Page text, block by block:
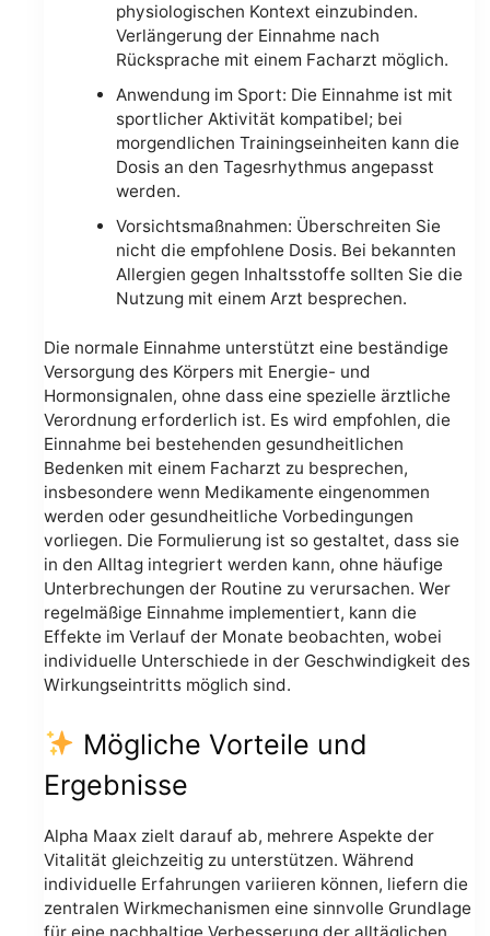
physiologischen Kontext einzubinden.
Verlängerung der Einnahme nach
Rücksprache mit einem Facharzt möglich.
Anwendung im Sport: Die Einnahme ist mit
sportlicher Aktivität kompatibel; bei
morgendlichen Trainingseinheiten kann die
Dosis an den Tagesrhythmus angepasst
werden.
Vorsichtsmaßnahmen: Überschreiten Sie
nicht die empfohlene Dosis. Bei bekannten
Allergien gegen Inhaltsstoffe sollten Sie die
Nutzung mit einem Arzt besprechen.
Die normale Einnahme unterstützt eine beständige
Versorgung des Körpers mit Energie- und
Hormonsignalen, ohne dass eine spezielle ärztliche
Verordnung erforderlich ist. Es wird empfohlen, die
Einnahme bei bestehenden gesundheitlichen
Bedenken mit einem Facharzt zu besprechen,
insbesondere wenn Medikamente eingenommen
werden oder gesundheitliche Vorbedingungen
vorliegen. Die Formulierung ist so gestaltet, dass sie
in den Alltag integriert werden kann, ohne häufige
Unterbrechungen der Routine zu verursachen. Wer
regelmäßige Einnahme implementiert, kann die
Effekte im Verlauf der Monate beobachten, wobei
individuelle Unterschiede in der Geschwindigkeit des
Wirkungseintritts möglich sind.
Mögliche Vorteile und
Ergebnisse
Alpha Maax zielt darauf ab, mehrere Aspekte der
Vitalität gleichzeitig zu unterstützen. Während
individuelle Erfahrungen variieren können, liefern die
zentralen Wirkmechanismen eine sinnvolle Grundlage